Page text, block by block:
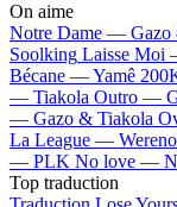
On aime
Notre Dame — Gazo
Soolking Laisse Moi
Bécane —Yamê
— Tiakola Outro —
— Gazo & Tiakola
La League —
— PLK No love —
Top traduction